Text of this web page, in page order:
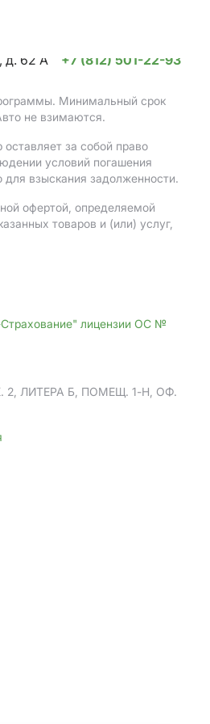
д. 62 А
+7 (812) 501-22-93
Минимальный срок
не взимаются.
за собой право
условий погашения
для взыскания задолженности.
офертой, определяемой
товаров и (или) услуг,
Страхование" лицензии ОС №
2, ЛИТЕРА Б, ПОМЕЩ. 1-Н, ОФ.